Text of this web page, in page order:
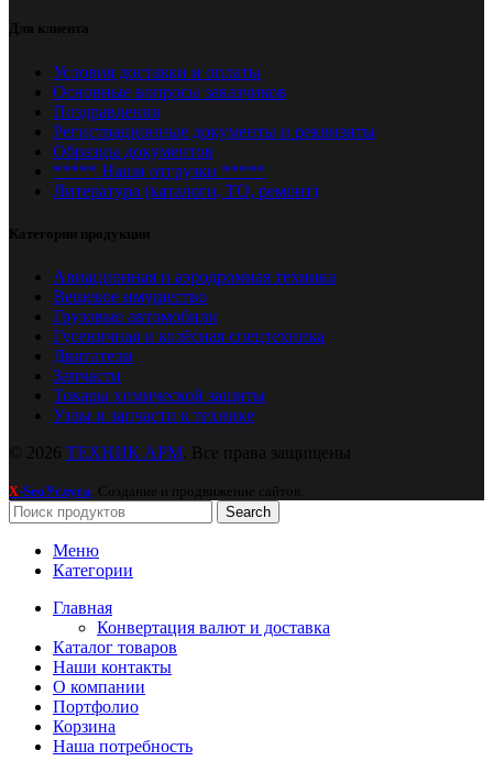
Для клиента
Условия доставки и оплаты
Основные вопросы заказчиков
Поздравления
Регистрационные документы и реквизиты
Образцы документов
***** Наши отгрузки *****
Литература (каталоги, ТО, ремонт)
Категории продукции
Авиационная и аэродромная техника
Вещевое имущество
Грузовые автомобили
Гусеничная и колёсная спецтехника
Двигатели
Запчасти
Товары химической защиты
Узлы и запчасти к технике
© 2026 ТЕХНИК АРМ . Все права защищены
X-SeoУслуга . Создание и продвижение сайтов.
Search
Меню
Категории
Главная
Конвертация валют и доставка
Каталог товаров
Наши контакты
О компании
Портфолио
Корзина
Наша потребность